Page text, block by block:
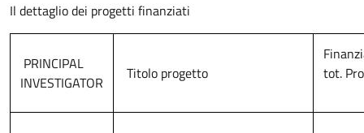
Il dettaglio dei progetti finanziati
PRINCIPAL
INVESTIGATOR
Titolo progetto
tot.